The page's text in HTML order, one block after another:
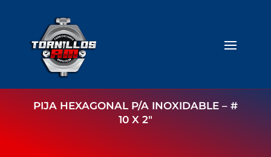
PIJA HEXAGONAL P/A INOXIDABLE – #
10 X 2″